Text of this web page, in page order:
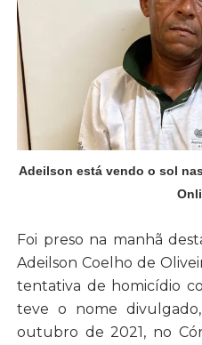
Adeilson está vendo o sol
Foi preso na manhã
Adeilson Coelho de
tentativa de homicídio
teve o nome
outubro de 2021, no